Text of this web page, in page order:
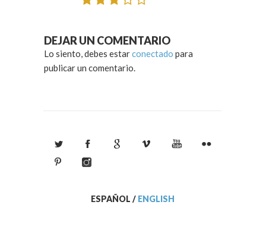
DEJAR UN COMENTARIO
Lo siento, debes estarconectado para
publicar un comentario.
ESPAÑOL / ENGLISH